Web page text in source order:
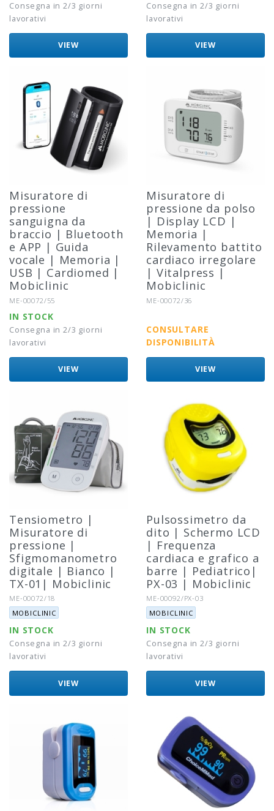
Consegna in 2/3 giorni
lavorativi
VIEW
Consegna in 2/3 giorni
lavorativi
VIEW
Misuratore di
pressione
sanguigna da
braccio | Bluetooth
e APP | Guida
vocale | Memoria |
USB | Cardiomed |
Mobiclinic
Riferimento:
ME-00072/55
IN STOCK
Consegna in 2/3 giorni
lavorativi
VIEW
Misuratore di
pressione da polso
| Display LCD |
Memoria |
Rilevamento battito
cardiaco irregolare
| Vitalpress |
Mobiclinic
Riferimento:
ME-00072/36
CONSULTARE
DISPONIBILITÀ
VIEW
Tensiometro |
Misuratore di
pressione |
Sfigmomanometro
digitale | Bianco |
TX-01| Mobiclinic
Riferimento:
ME-00072/18
Marca:
MOBICLINIC
IN STOCK
Consegna in 2/3 giorni
lavorativi
VIEW
Pulsossimetro da
dito | Schermo LCD
| Frequenza
cardiaca e grafico a
barre | Pediatrico|
PX-03 | Mobiclinic
Riferimento:
ME-00092/PX-03
Marca:
MOBICLINIC
IN STOCK
Consegna in 2/3 giorni
lavorativi
VIEW